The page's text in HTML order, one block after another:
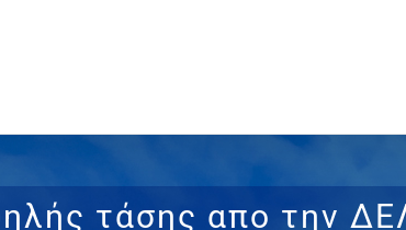
τάσης απο την